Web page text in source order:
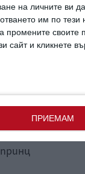
на личните ви
им по тези
промените своите
сайт и кликнете
ПРИЕМАМ